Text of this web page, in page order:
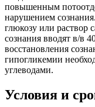
повышенным
нарушением
глюкозу или раствор
сознания вводят в/в
восстановления
гипогликемии
углеводами.
Условия и